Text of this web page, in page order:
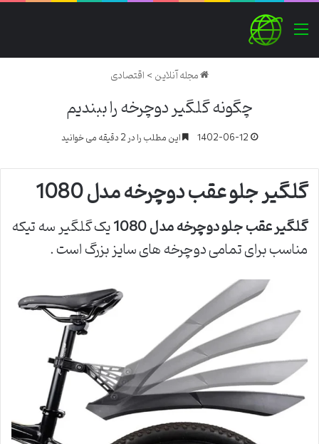
منو
مجله آنلاین>اقتصادی
چگونه گلگیر دوچرخه را ببندیم
1402-06-12 این مطلب را در 2 دقیقه می خوانید
گلگیر جلو عقب دوچرخه مدل 1080
گلگیر عقب جلو دوچرخه مدل 1080
یک گلگیر سه تیکه
مناسب برای تمامی دوچرخه های سایز بزرگ است .